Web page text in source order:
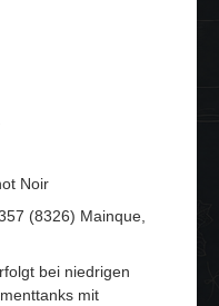
Noir
(8326) Mainque,
bei niedrigen
mit